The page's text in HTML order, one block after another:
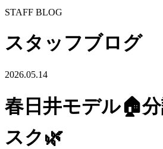
STAFF BLOG
スタッフブログ
2026.05.14
春日井モデル🏠
スク🌿